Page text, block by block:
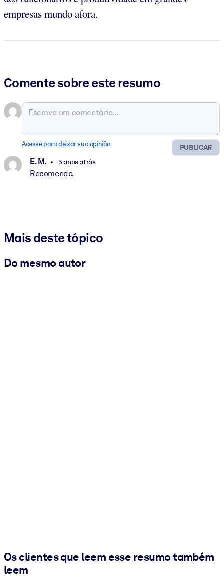
empresas mundo afora.
Comente sobre este resumo
PUBLICAR
Acesse para deixar sua opinião
E. M. 5 anos atrás
Recomendo.
Mais deste tópico
Do mesmo autor
Os clientes que leem esse resumo também
leem